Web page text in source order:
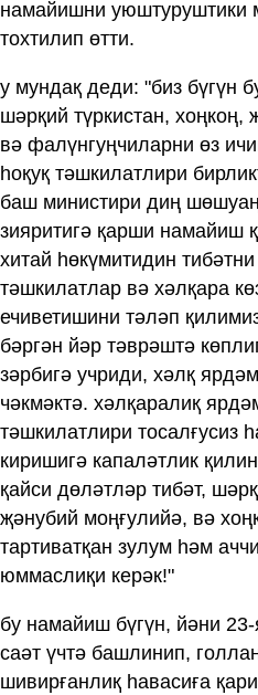
намайишни уюштуруштики
тохтилип өтти.
у мундақ деди: "биз бүгүн
шәрқий түркистан, хоңкоң,
вә фалүнгуңчиларни өз
һоқуқ тәшкилатлири
баш министири диң
зияритигә қарши намайиш
хитай һөкүмитидин
тәшкилатлар вә хәлқара
ечиветишини тәләп
бәргән йәр тәврәштә
зәрбигә учриди, хәлқ
чәкмәктә. хәлқаралиқ
тәшкилатлири тосалғусиз
киришигә капаләтлик
қайси дөләтләр тибәт,
җәнубий моңғулийә, вә
тартиватқан зулум һәм
юммаслиқи керәк!"
бу намайиш бүгүн, йәни
саәт үчтә башлинип,
шивирғанлиқ һавасиға